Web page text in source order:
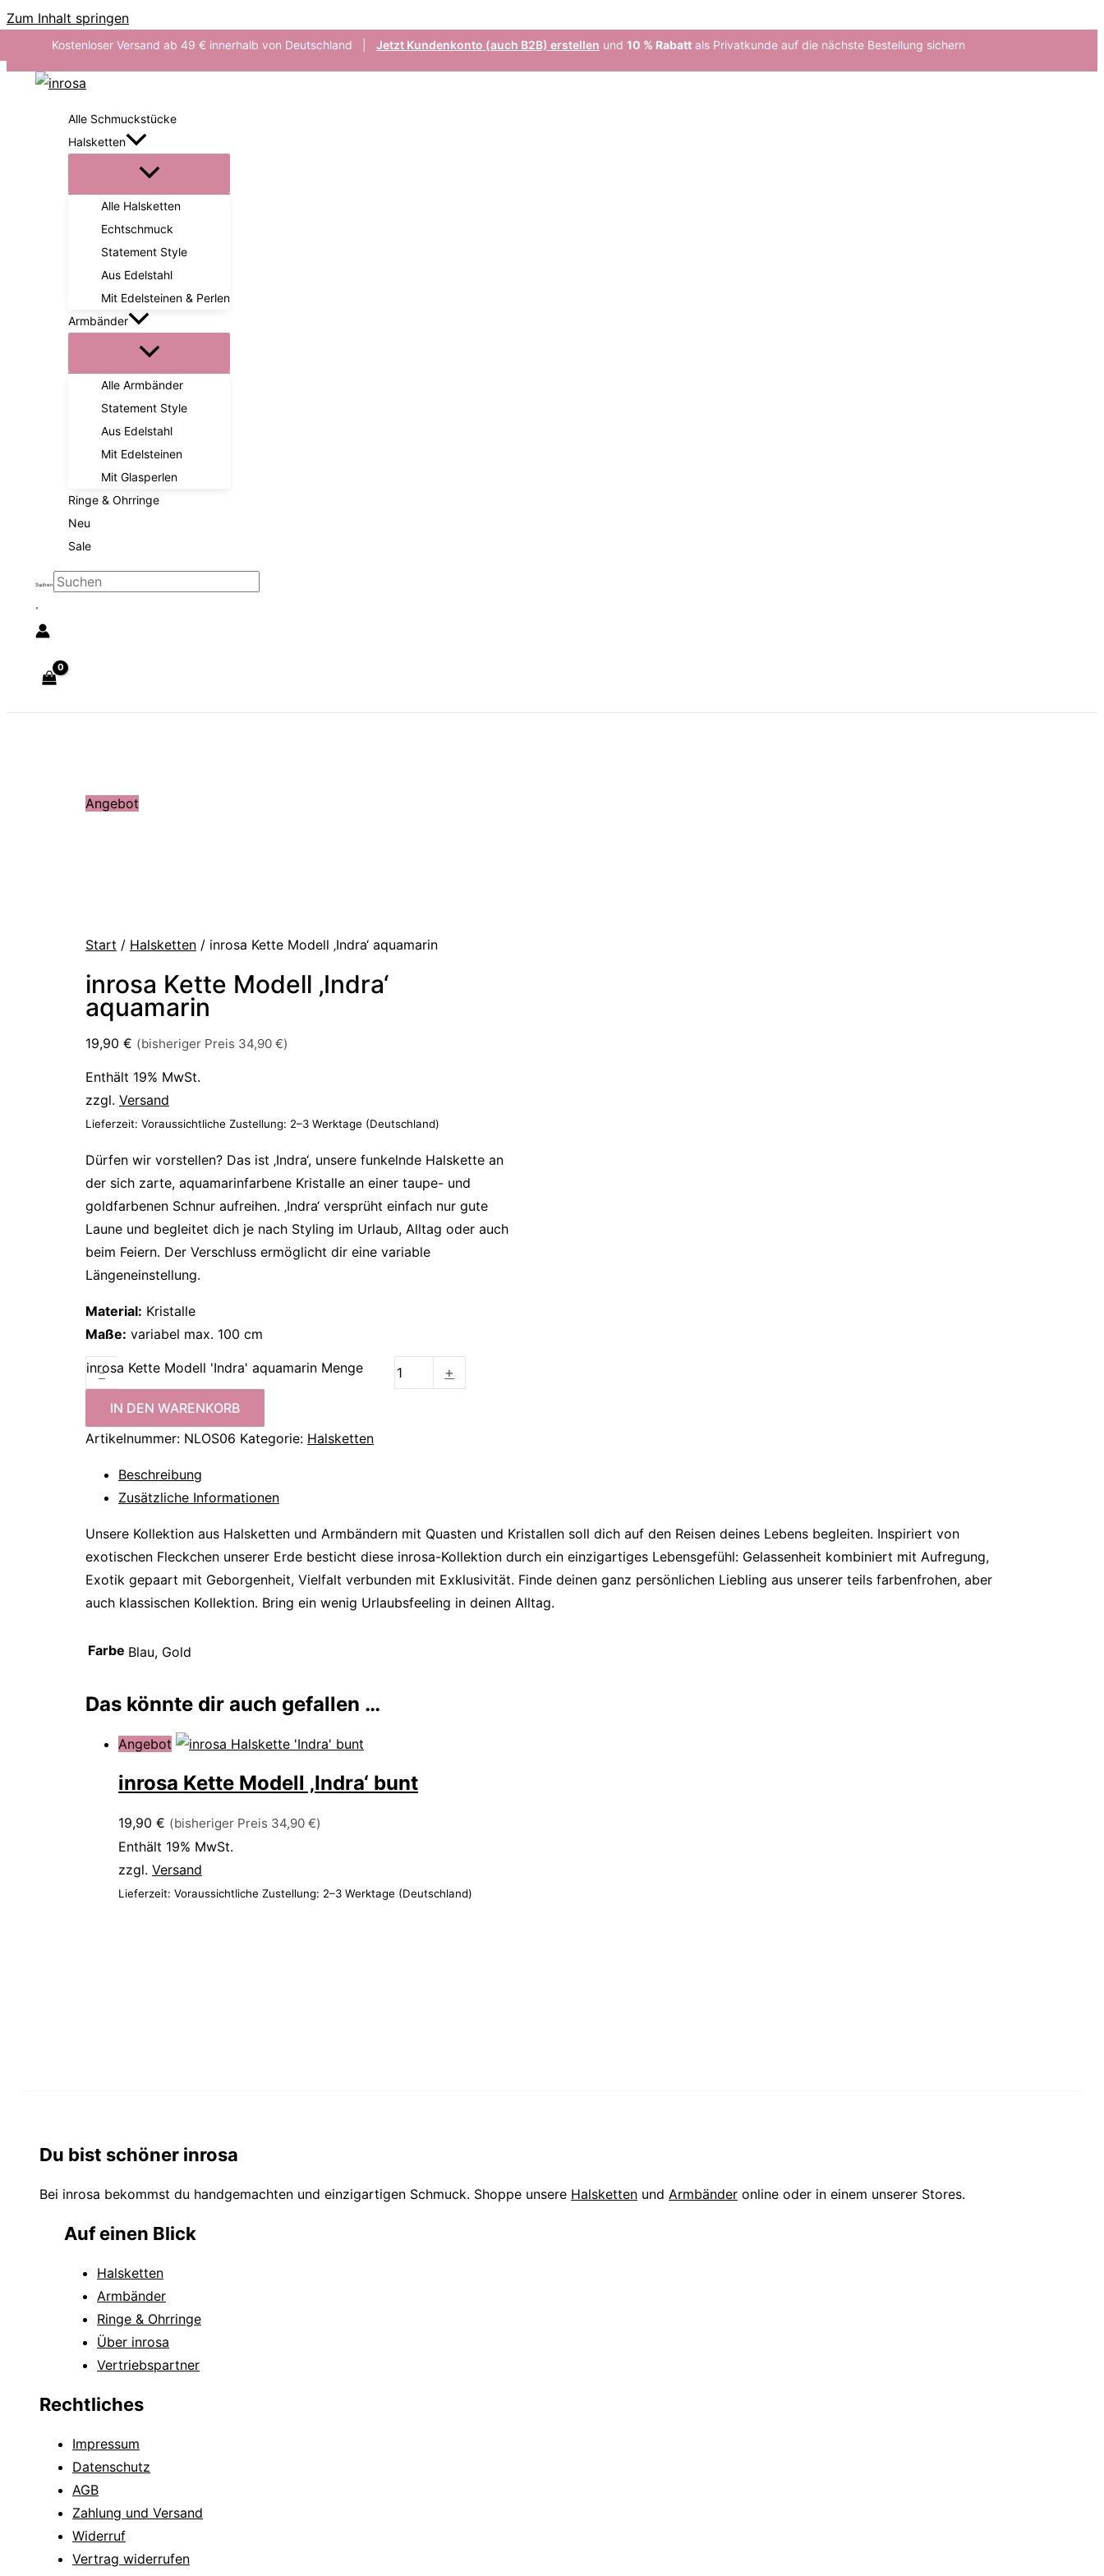
Zum Inhalt springen
Kostenloser Versand ab 49 € innerhalb von Deutschland Jetzt Kundenkonto (auch B2B) erstellen und 10 % Rabatt als Privatkunde auf die nächste Bestellung sichern
Alle Schmuckstücke
Halsketten
Alle Halsketten
Echtschmuck
Statement Style
Aus Edelstahl
Mit Edelsteinen & Perlen
Armbänder
Alle Armbänder
Statement Style
Aus Edelstahl
Mit Edelsteinen
Mit Glasperlen
Ringe & Ohrringe
Neu
Sale
Suchen
×
Angebot
Start / Halsketten / inrosa Kette Modell ‚Indra‘ aquamarin
inrosa Kette Modell ‚Indra‘
aquamarin
19,90 € (bisheriger Preis 34,90 €)
Enthält 19% MwSt.
zzgl. Versand
Lieferzeit: Voraussichtliche Zustellung: 2–3 Werktage (Deutschland)
Dürfen wir vorstellen? Das ist ‚Indra‘, unsere funkelnde Halskette an
der sich zarte, aquamarinfarbene Kristalle an einer taupe- und
goldfarbenen Schnur aufreihen. ‚Indra‘ versprüht einfach nur gute
Laune und begleitet dich je nach Styling im Urlaub, Alltag oder auch
beim Feiern. Der Verschluss ermöglicht dir eine variable
Längeneinstellung.
Material: Kristalle
Maße: variabel max. 100 cm
-
inrosa Kette Modell 'Indra' aquamarin Menge +
IN DEN WARENKORB
Artikelnummer: NLOS06 Kategorie: Halsketten
Beschreibung
Zusätzliche Informationen
Unsere Kollektion aus Halsketten und Armbändern mit Quasten und Kristallen soll dich auf den Reisen deines Lebens begleiten. Inspiriert von
exotischen Fleckchen unserer Erde besticht diese inrosa-Kollektion durch ein einzigartiges Lebensgefühl: Gelassenheit kombiniert mit Aufregung,
Exotik gepaart mit Geborgenheit, Vielfalt verbunden mit Exklusivität. Finde deinen ganz persönlichen Liebling aus unserer teils farbenfrohen, aber
auch klassischen Kollektion. Bring ein wenig Urlaubsfeeling in deinen Alltag.
Farbe Blau, Gold
Das könnte dir auch gefallen …
Angebot
inrosa Kette Modell ‚Indra‘ bunt
19,90 € (bisheriger Preis 34,90 €)
Enthält 19% MwSt.
zzgl. Versand
Lieferzeit: Voraussichtliche Zustellung: 2–3 Werktage (Deutschland)
Du bist schöner inrosa
Bei inrosa bekommst du handgemachten und einzigartigen Schmuck. Shoppe unsere Halsketten und Armbänder online oder in einem unserer Stores.
Auf einen Blick
Halsketten
Armbänder
Ringe & Ohrringe
Über inrosa
Vertriebspartner
Rechtliches
Impressum
Datenschutz
AGB
Zahlung und Versand
Widerruf
Vertrag widerrufen